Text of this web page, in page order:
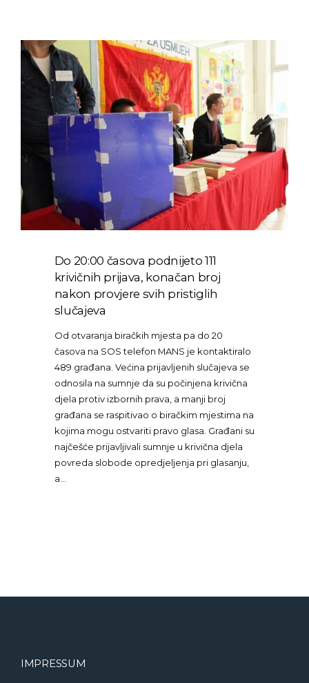
Do 20:00 časova podnijeto 111
krivičnih prijava, konačan broj
nakon provjere svih pristiglih
slučajeva
Od otvaranja biračkih mjesta pa do 20
časova na SOS telefon MANS je kontaktiralo
489 građana. Većina prijavljenih slučajeva se
odnosila na sumnje da su počinjena krivična
djela protiv izbornih prava, a manji broj
građana se raspitivao o biračkim mjestima na
kojima mogu ostvariti pravo glasa. Građani su
najčešće prijavljivali sumnje u krivična djela
povreda slobode opredjeljenja pri glasanju,
a…
IMPRESSUM